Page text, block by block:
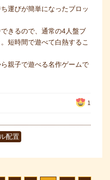
運びが簡単になったブロッ
きるので、通常の4人盤ブ
短時間で遊べて白熱するこ
親子で遊べる名作ゲームで
1
配置